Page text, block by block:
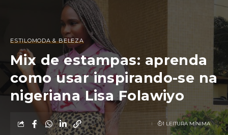
ESTILOMODA & BELEZA
Mix de estampas: aprenda
como usar inspirando-se na
nigeriana Lisa Folawiyo
1 LEITURA MÍNIMA